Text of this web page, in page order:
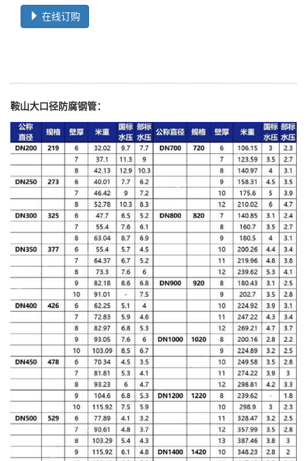
在线订购
鞍山大口径防腐钢管：